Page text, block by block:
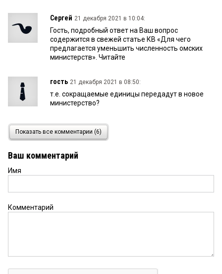
Сергей 21 декабря 2021 в 10:04:
Гость, подробный ответ на Ваш вопрос
содержится в свежей статье КВ «Для чего
предлагается уменьшить численность омских
министерств». Читайте
гость 21 декабря 2021 в 08:50:
т.е. сокращаемые единицы передадут в новое
министерство?
21 декабря 2021 в 08:19:
Иван, сокращение делается для того, чтобы
штатному расписанию, так как будет ещё одно
Иван 21 декабря 2021 в 08:03:
Получается, и раньше бы без них справились.
воздух сотрясать,нужно не сокращать, а не
Показать все комментарии (6)
Ваш комментарий
Имя
Комментарий